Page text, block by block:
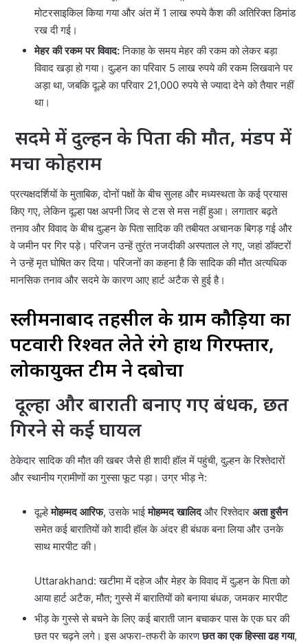
मोटरसाइकिल किया गया और अंत में 1 लाख रुपये कैश की अतिरिक्त डिमांड
रख दी गई।
मेहर की रकम पर विवाद:निकाह के समय मेहर की रकम को लेकर बड़ा
विवाद खड़ा हो गया। दुल्हन का परिवार 5 लाख रुपये की रकम लिखवाने पर
अड़ा था, जबकि दूल्हे का परिवार 21,000 रुपये से ज्यादा देने को तैयार नहीं
था।
सदमे में दुल्हन के पिता की मौत, मंडप में
मचा कोहराम
प्रत्यक्षदर्शियों के मुताबिक, दोनों पक्षों के बीच सुलह और मध्यस्थता के कई प्रयास
किए गए, लेकिन दूल्हा पक्ष अपनी जिद से टस से मस नहीं हुआ। लगातार बढ़ते
तनाव और विवाद के बीच दुल्हन के पिता सादिक की तबीयत अचानक बिगड़ गई और
वे जमीन पर गिर पड़े। परिजन उन्हें तुरंत नजदीकी अस्पताल ले गए, जहां डॉक्टरों
ने उन्हें मृत घोषित कर दिया। परिजनों का कहना है कि सादिक की मौत अत्यधिक
मानसिक तनाव और सदमे के कारण आए हार्ट अटैक से हुई है।
स्लीमनाबाद तहसील के ग्राम कौड़िया का
पटवारी रिश्वत लेते रंगे हाथ गिरफ्तार,
लोकायुक्त टीम ने दबोचा
दूल्हा और बाराती बनाए गए बंधक, छत
गिरने से कई घायल
ठेकेदार सादिक की मौत की खबर जैसे ही शादी हॉल में पहुंची, दुल्हन के रिश्तेदारों
और स्थानीय ग्रामीणों का गुस्सा फूट पड़ा। उग्र भीड़ ने:
दूल्हेमोहम्मद आरिफ, उसके भाईमोहम्मद खालिदऔर रिश्तेदार अता हुसैन
समेत कई बारातियों को शादी हॉल के अंदर ही बंधक बना लिया और उनके
साथ मारपीट की।
Uttarakhand: खटीमा में दहेज और मेहर के विवाद में दुल्हन के पिता को
आया हार्ट अटैक, मौत; गुस्से में बारातियों को बनाया बंधक, जमकर मारपीट
भीड़ के गुस्से से बचने के लिए कई बाराती जान बचाकर पास के एक घर की
छत पर चढ़ने लगे। इस अफरा-तफरी के कारणछत का एक हिस्सा ढह गया,